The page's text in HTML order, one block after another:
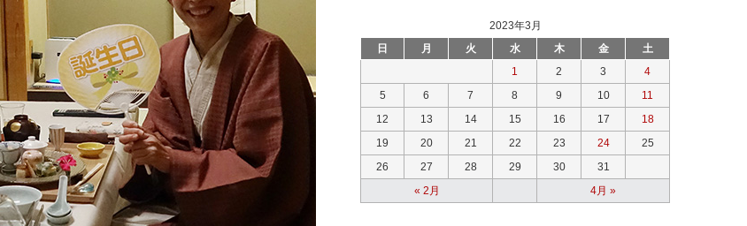
2023年3月
日
月 火 水 木 金 土
« 2月 4月 »
1 2 3
4
5
6 7 8 9 10
11
12
13 14 15 16 17
18
19
20 21 22 23 24
25
26
27 28 29 30 31